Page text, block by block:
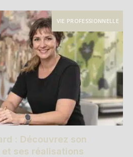
VIE PROFESSIONNELLE
: Découvrez son
ses réalisations